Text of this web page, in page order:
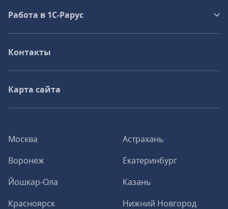
Москва
Астрахань
Воронеж
Екатеринбург
Йошкар-Ола
Казань
Красноярск
Нижний Новгород
Работа в 1С‑Рарус
Контакты
Карта сайта